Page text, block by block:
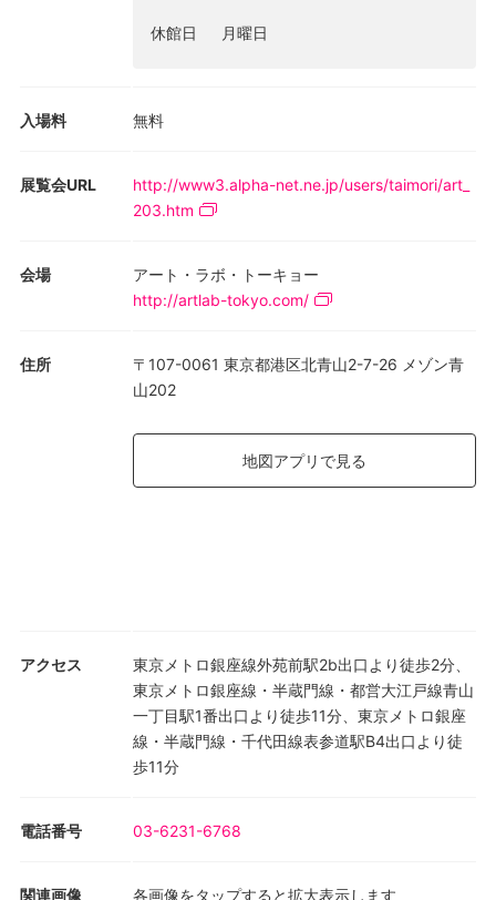
のキュレーションによる “Think with the Senses−Feel with the
ットをあてた展示で、100人を超えるアーティストが参加してい
リポーター:
森下泰輔: Artist。美術評論家。銀座芸術研究所ディレクター。
休館日 月曜日
入場料 無料
展覧会URL
http://www3.alpha-net.ne.jp/users/taimori/art_
203.htm
会場
アート・ラボ・トーキョー
http://artlab-tokyo.com/
住所
〒107-0061 東京都港区北青山2-7-26 メゾン青
山202
地図アプリで見る
アクセス
東京メトロ銀座線外苑前駅2b出口より徒歩2分、
東京メトロ銀座線・半蔵門線・都営大江戸線青山
一丁目駅1番出口より徒歩11分、東京メトロ銀座
線・半蔵門線・千代田線表参道駅B4出口より徒
歩11分
電話番号 03-6231-6768
関連画像 各画像をタップすると拡大表示します